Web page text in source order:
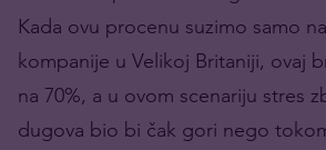
Kada ovu procenu suzimo samo
kompanije u Velikoj Britaniji, ovaj
na 70%, a u ovom scenariju stres
dugova bio bi čak gori nego